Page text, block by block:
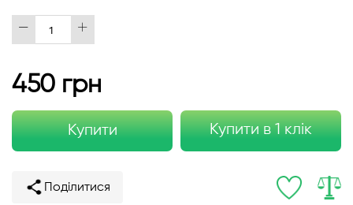
450 грн
Купити Купити в 1 клік
Поділитися